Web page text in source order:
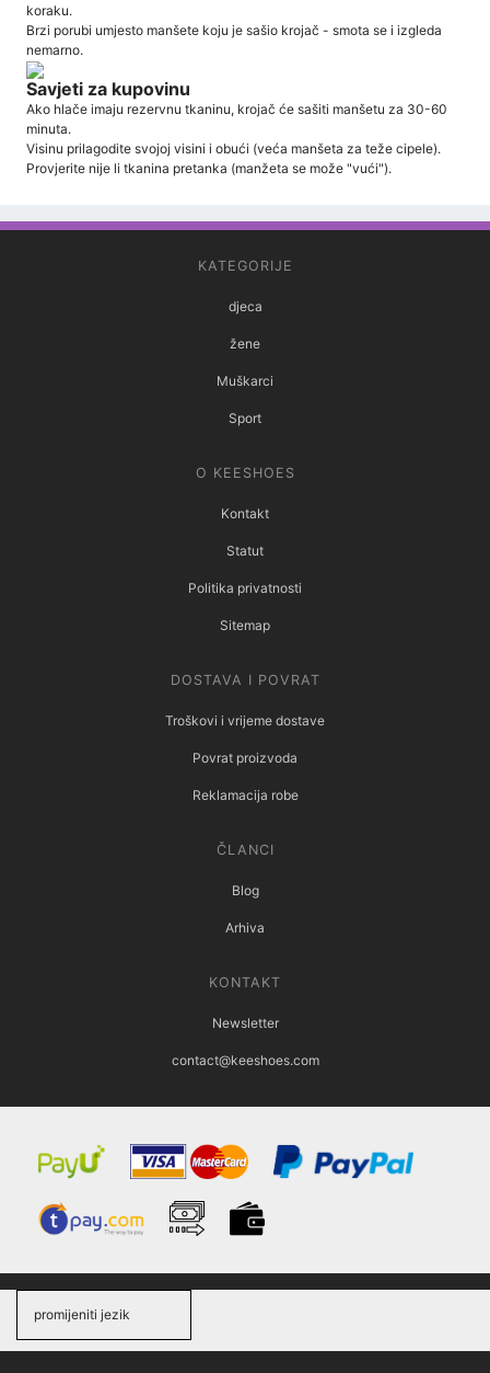
koraku.
Brzi porubi umjesto manšete koju je sašio krojač - smota se i izgleda
nemarno.
Savjeti za kupovinu
Ako hlače imaju rezervnu tkaninu, krojač će sašiti manšetu za 30-60
minuta.
Visinu prilagodite svojoj visini i obući (veća manšeta za teže cipele).
Provjerite nije li tkanina pretanka (manžeta se može "vući").
KATEGORIJE
djeca
žene
Muškarci
Sport
O KEESHOES
Kontakt
Statut
Politika privatnosti
Sitemap
DOSTAVA I POVRAT
Troškovi i vrijeme dostave
Povrat proizvoda
Reklamacija robe
ČLANCI
Blog
Arhiva
KONTAKT
Newsletter
contact@keeshoes.com
promijeniti jezik